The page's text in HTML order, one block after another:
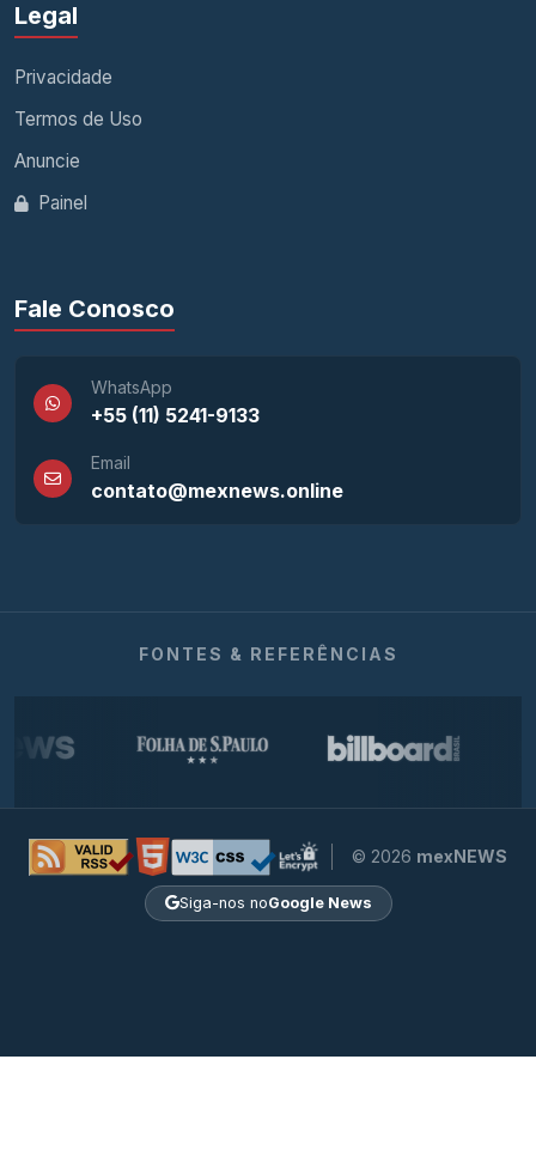
Legal
Privacidade
Termos de Uso
Anuncie
Painel
Fale Conosco
WhatsApp
+55 (11) 5241-9133
Email
contato@mexnews.online
FONTES & REFERÊNCIAS
© 2026 mexNEWS
Siga-nos noGoogle News